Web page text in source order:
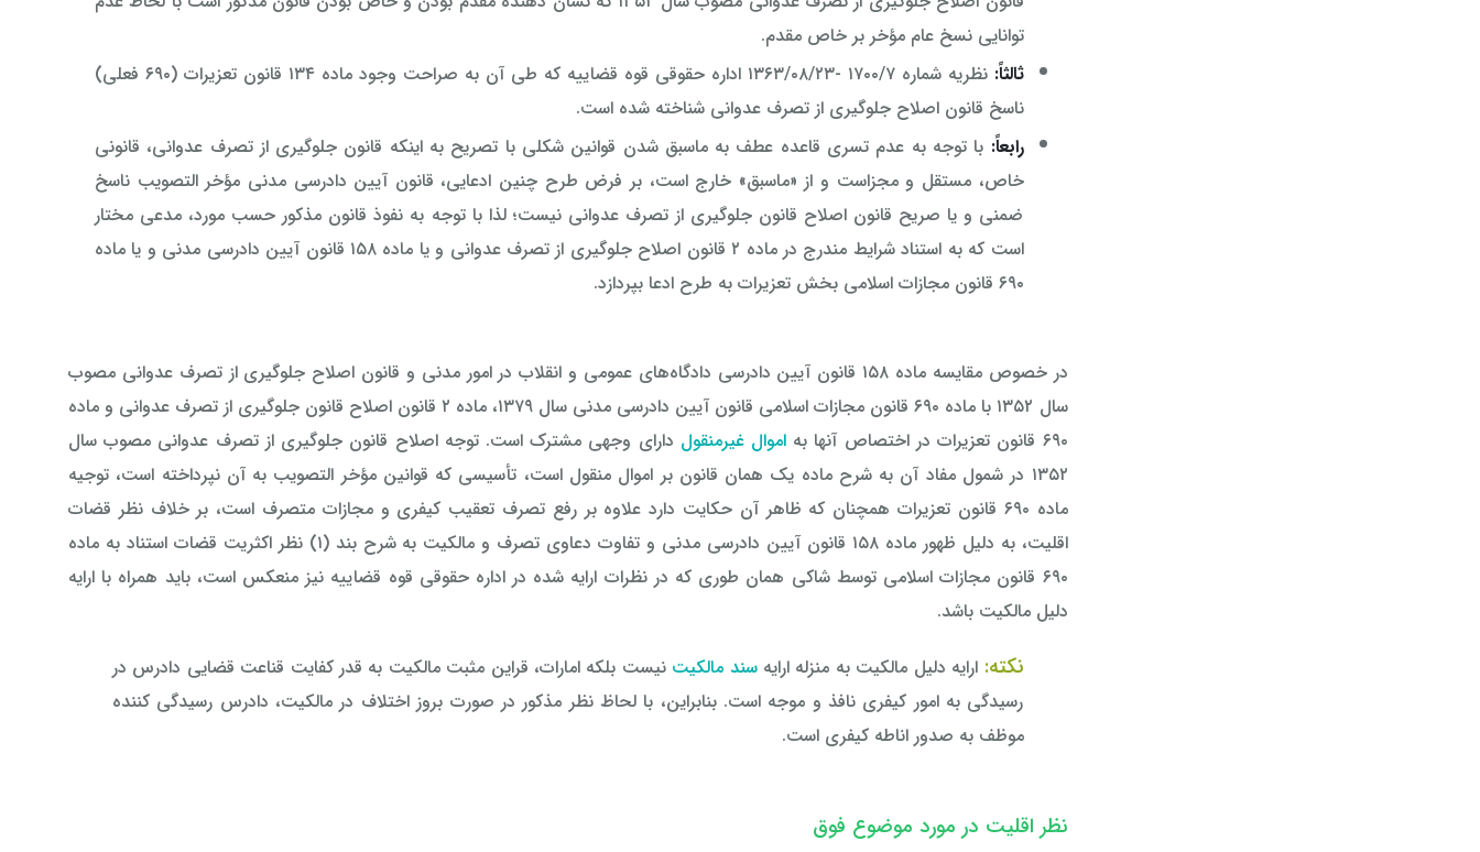
توانایی نسخ عام مؤخر بر خاص مقدم.
ثالثاً:
نظریه شماره ۱۷۰۰/۷ -۱۳۶۳/۰۸/۲۳ اداره حقوقی قوه قضاییه که طی آن به صراحت وجود ماده ۱۳۴ قانون تعزیرات (۶۹۰ فعلی)
ناسخ قانون اصلاح جلوگیری از تصرف عدوانی شناخته شده است.
رابعاً: با توجه به عدم تسری قاعده عطف به ماسبق شدن قوانین شکلی با تصریح به اینکه قانون جلوگیری از تصرف عدوانی، قانونی
خاص، مستقل و مجزاست و از «ماسبق» خارج است، بر فرض طرح چنین ادعایی، قانون آیین دادرسی مدنی مؤخر التصويب ناسخ
ضمنی و یا صریح قانون اصلاح قانون جلوگیری از تصرف عدوانی نیست؛ لذا با توجه به نفوذ قانون مذکور حسب مورد، مدعی مختار
است که به استناد شرایط مندرج در ماده ۲ قانون اصلاح جلوگیری از تصرف عدوانی و یا ماده ۱۵۸ قانون آیین دادرسی مدنی و یا ماده
۶۹۰ قانون مجازات اسلامی بخش تعزیرات به طرح ادعا بپردازد.
در خصوص مقایسه ماده ۱۵۸ قانون آیین دادرسی دادگاه‌های عمومی و انقلاب در امور مدنی و قانون اصلاح جلوگیری از تصرف عدوانی مصوب
سال ۱۳۵۲ با ماده ۶۹۰ قانون مجازات اسلامی قانون آیین دادرسی مدنی سال ۱۳۷۹، ماده ۲ قانون اصلاح قانون جلوگیری از تصرف عدوانی و ماده
۶۹۰ قانون تعزیرات در اختصاص آنها به
اموال غیرمنقول دارای وجهی مشترک است. توجه اصلاح قانون جلوگیری از تصرف عدوانی مصوب سال
۱۳۵۲ در شمول مفاد آن به شرح ماده یک همان قانون بر اموال منقول است، تأسیسی که قوانین مؤخر التصويب به آن نپرداخته است، توجیه
ماده ۶۹۰ قانون تعزیرات همچنان که ظاهر آن حکایت دارد علاوه بر رفع تصرف تعقیب کیفری و مجازات متصرف است، بر خلاف نظر قضات
اقلیت، به دلیل ظهور ماده ۱۵۸ قانون آیین دادرسی مدنی و تفاوت دعاوی تصرف و مالکیت به شرح بند (۱) نظر اکثریت قضات استناد به ماده
۶۹۰ قانون مجازات اسلامی توسط شاکی همان طوری که در نظرات ارایه شده در اداره حقوقی قوه قضاییه نیز منعکس است، باید همراه با ارایه
دلیل مالکیت باشد.
نکته: ارايه دليل مالكيت به منزله ارایهسند مالکیت نیست بلکه امارات، قراین مثبت مالکیت به قدر کفایت قناعت قضایی دادرس در
رسیدگی به امور کیفری نافذ و موجه است. بنابراین، با لحاظ نظر مذکور در صورت بروز اختلاف در مالکیت، دادرس رسیدگی کننده
موظف به صدور اناطه کیفری است.
نظر اقلیت در مورد موضوع فوق